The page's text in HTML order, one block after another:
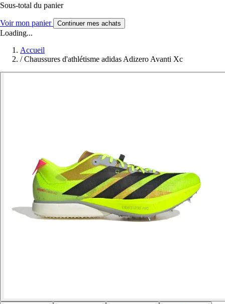
Sous-total du panier
Voir mon panier Continuer mes achats
Loading...
Accueil
/ Chaussures d'athlétisme adidas Adizero Avanti Xc